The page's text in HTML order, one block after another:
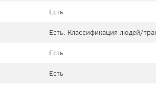
Есть
Есть. Классификация людей/
Есть
Есть